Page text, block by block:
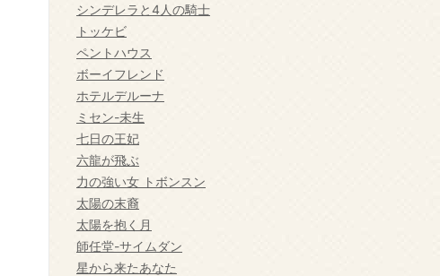
シンデレラと4人の騎士
トッケビ
ペントハウス
ボーイフレンド
ホテルデルーナ
ミセン-未生
七日の王妃
六龍が飛ぶ
力の強い女 トボンスン
太陽の末裔
太陽を抱く月
師任堂-サイムダン
星から来たあなた